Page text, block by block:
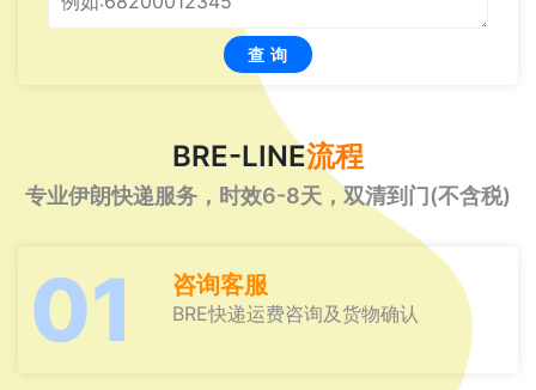
查 询
BRE-LINE流程
专业伊朗快递服务，时效6-8天，双清到门(不含税)
01 咨询客服
BRE快递运费咨询及货物确认